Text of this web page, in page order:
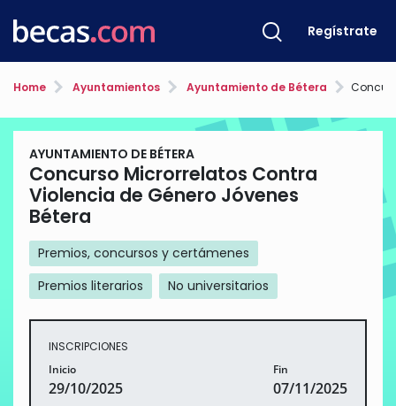
Regístrate
Home Ayuntamientos Ayuntamiento de Bétera Concurso
AYUNTAMIENTO DE BÉTERA
Concurso Microrrelatos Contra
Violencia de Género Jóvenes
Bétera
Premios, concursos y certámenes
Premios literarios
No universitarios
INSCRIPCIONES
Inicio
29/10/2025
Fin
07/11/2025